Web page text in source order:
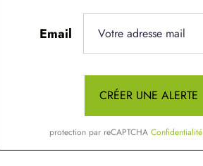
Email
CRÉER UNE ALERTE
protection par reCAPTCHA Confidentialité